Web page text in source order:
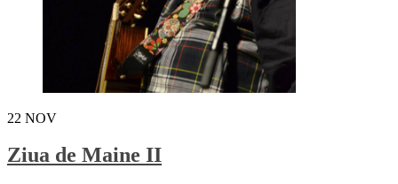
22 NOV
Ziua de Maine II